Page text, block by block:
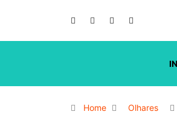
Home Olhares